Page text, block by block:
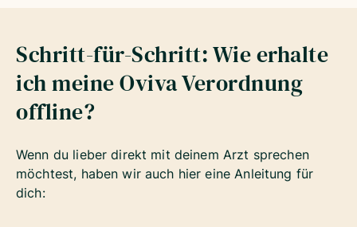
Schritt-für-Schritt: Wie erhalte
ich meine Oviva Verordnung
offline?
Wenn du lieber direkt mit deinem Arzt sprechen
möchtest, haben wir auch hier eine Anleitung für
dich: